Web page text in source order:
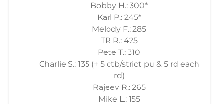
Bobby H.: 300*
Karl P.: 245*
Melody F.: 285
TR R.: 425
Pete T.: 310
Charlie S.: 135 (+ 5 ctb/strict pu & 5 rd each
rd)
Rajeev R.: 265
Mike L.: 155